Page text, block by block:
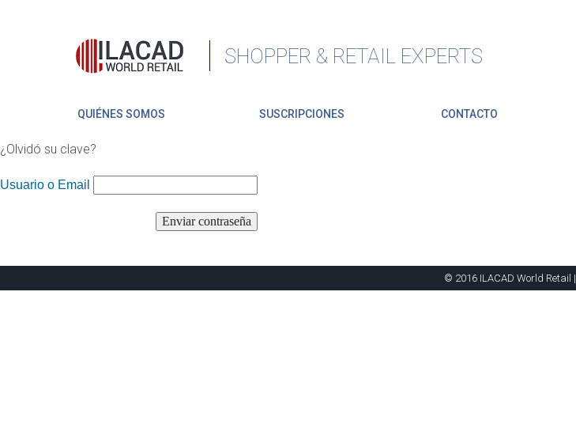
SHOPPER & RETAIL EXPERTS
QUIÉNES SOMOS SUSCRIPCIONES CONTACTO
¿Olvidó su clave?
Usuario o Email
© 2016 ILACAD World Retail |